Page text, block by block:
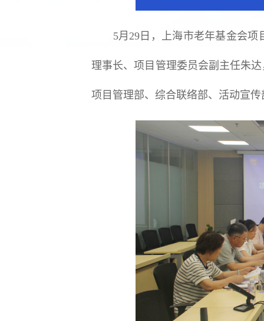
5月29日，上海市老年基金会项
理事长、项目管理委员会副主任朱
项目管理部、综合联络部、活动宣